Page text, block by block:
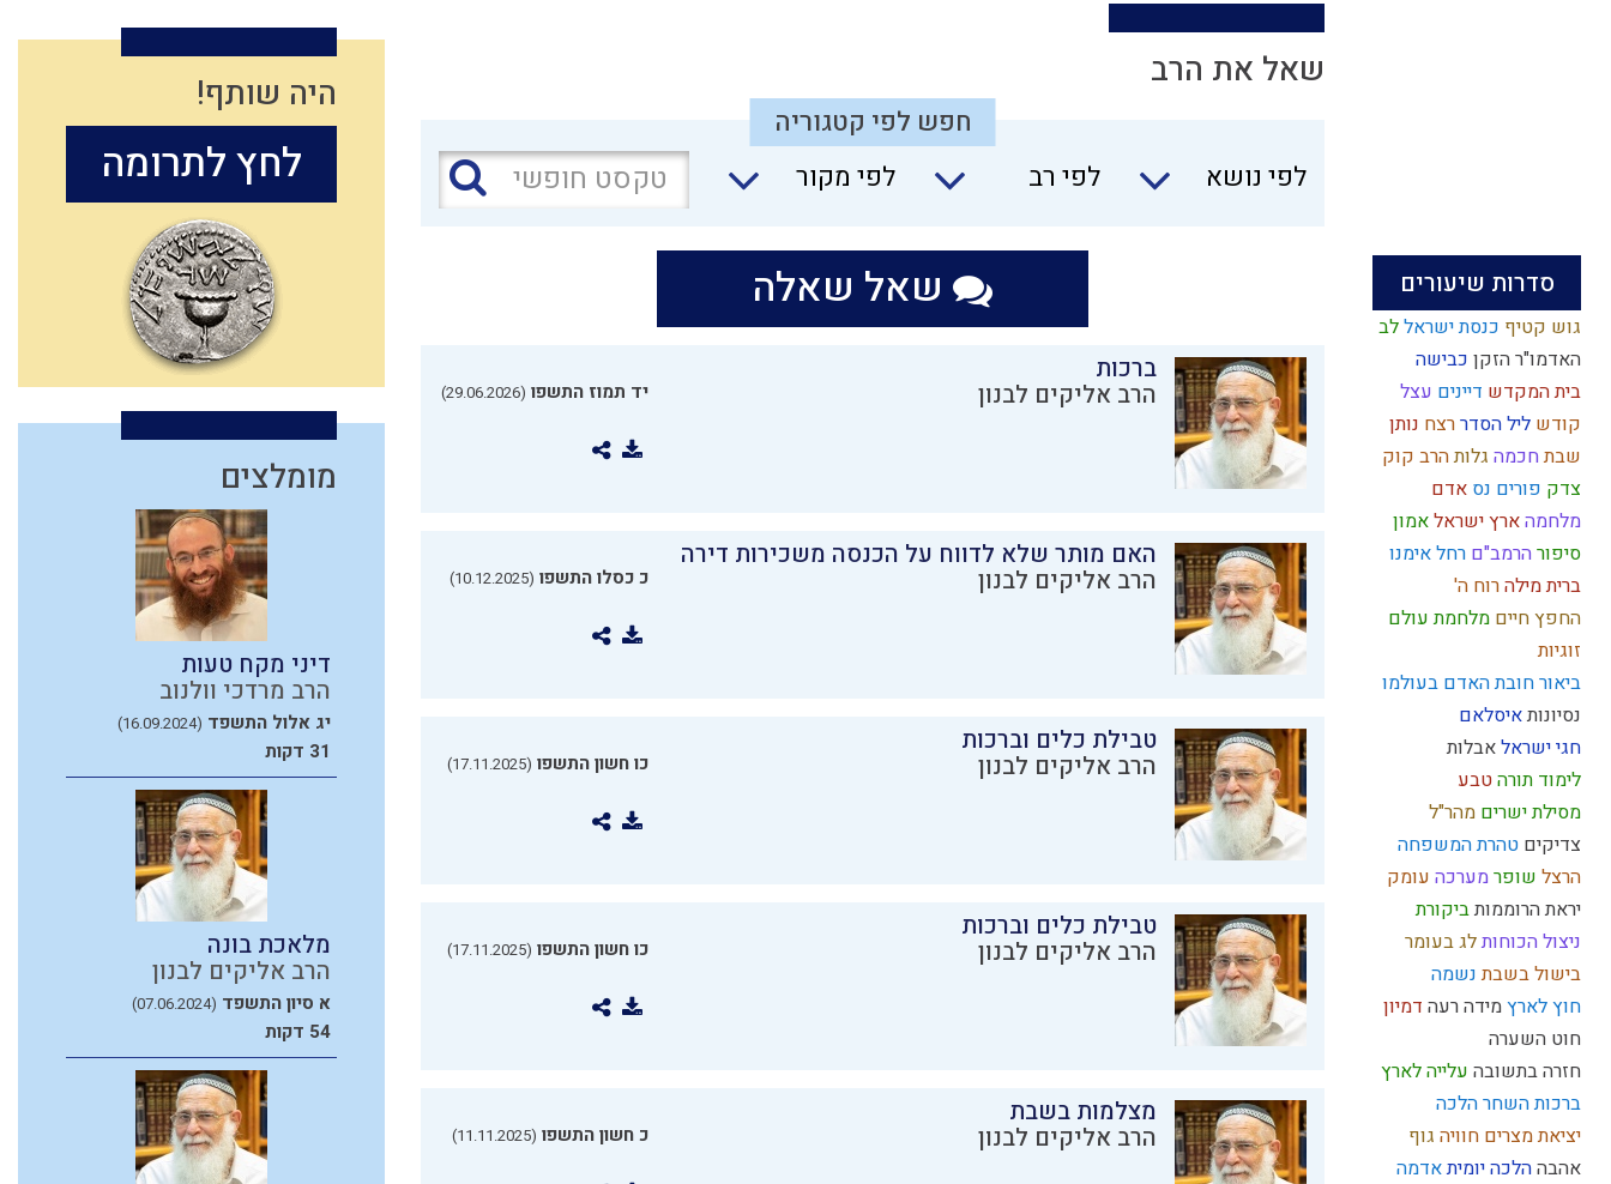
סדרות שיעורים
גוש קטיף כנסת ישראללב
האדמו"ר הזקן כבישה
בית המקדש דיינים עצל
קודש ליל הסדררצח נותן
שבתחכמה גלותהרב קוק
צדק פורים נס אדם
מלחמהארץ ישראלאמון
סיפור הרמב"ם רחל אימנו
ברית מילהרוח ה'
החפץ חיים מלחמת עולם
זוגיות
ביאור חובת האדם בעולמו
נסיונותאיסלאם
חגי ישראלאבלות
לימוד תורהטבע
מסילת ישרים מהר"ל
צדיקים טהרת המשפחה
הרצל שופרמערכה עומק
יראת הרוממותביקורת
ניצול הכוחותלג בעומר
בישול בשבתנשמה
חוץ לארץמידה רעה דמיון
חוט השערה
חזרה בתשובה עלייה לארץ
ברכות השחרהלכה
יציאת מצרים חוויה גוף
אהבההלכה יומיתאדמה
שאל את הרב
חפש לפי קטגוריה
לפי נושא
לפי רב לפי מקור
שאל שאלה
ברכות
הרב אליקים לבנון יד תמוז התשפו (29.06.2026)
האם מותר שלא לדווח על הכנסה משכירות דירה
הרב אליקים לבנון כ כסלו התשפו (10.12.2025)
טבילת כלים וברכות
הרב אליקים לבנון כו חשון התשפו (17.11.2025)
טבילת כלים וברכות
הרב אליקים לבנון כו חשון התשפו (17.11.2025)
מצלמות בשבת
הרב אליקים לבנון כ חשון התשפו (11.11.2025)
היה שותף!
לחץ לתרומה
מומלצים
דיני מקח טעות
הרב מרדכי וולנוב
יג אלול התשפד (16.09.2024)
31 דקות
מלאכת בונה
הרב אליקים לבנון
א סיון התשפד (07.06.2024)
54 דקות